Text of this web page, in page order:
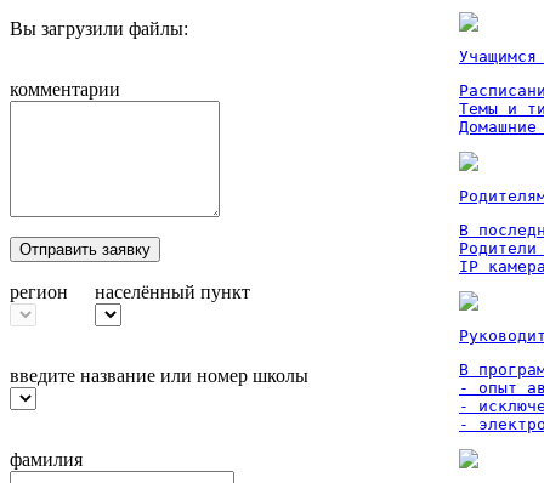
Вы загрузили файлы:
комментарии
Отправить заявку
регион населённый пункт
введите название или номер школы
фамилия
Темы и
Домашние
В
IP
В
- опыт
-
-